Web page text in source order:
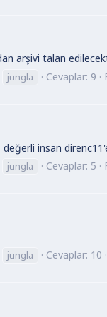
arşivi talan
jungla Cevaplar: 9
insan
jungla Cevaplar: 5
jungla Cevaplar: 10